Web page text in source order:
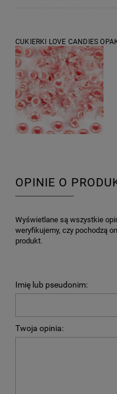
CUKIERKI LOVE CANDIES
OPINIE O
Wyświetlane są wszystkie
weryfikujemy, czy pochodzą
produkt.
Imię lub pseudonim:
Twoja opinia: